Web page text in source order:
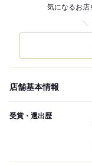
気になるお店
店舗基本情報
受賞・選出歴